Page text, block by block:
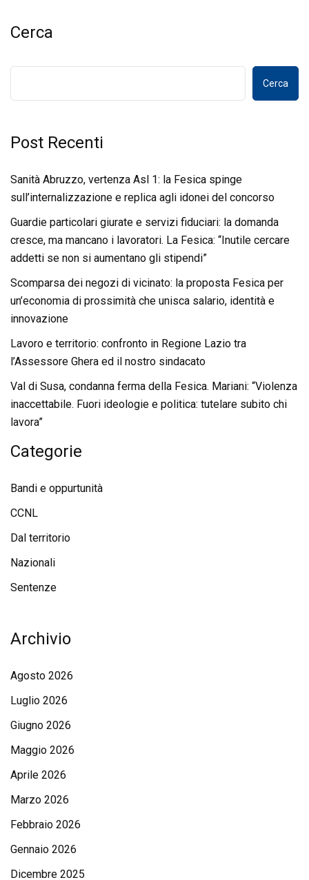
Cerca
Cerca
Post Recenti
Sanità Abruzzo, vertenza Asl 1: la Fesica spinge
sull’internalizzazione e replica agli idonei del concorso
Guardie particolari giurate e servizi fiduciari: la domanda
cresce, ma mancano i lavoratori. La Fesica: “Inutile cercare
addetti se non si aumentano gli stipendi”
Scomparsa dei negozi di vicinato: la proposta Fesica per
un’economia di prossimità che unisca salario, identità e
innovazione
Lavoro e territorio: confronto in Regione Lazio tra
l’Assessore Ghera ed il nostro sindacato
Val di Susa, condanna ferma della Fesica. Mariani: “Violenza
inaccettabile. Fuori ideologie e politica: tutelare subito chi
lavora”
Categorie
Bandi e oppurtunità
CCNL
Dal territorio
Nazionali
Sentenze
Archivio
Agosto 2026
Luglio 2026
Giugno 2026
Maggio 2026
Aprile 2026
Marzo 2026
Febbraio 2026
Gennaio 2026
Dicembre 2025